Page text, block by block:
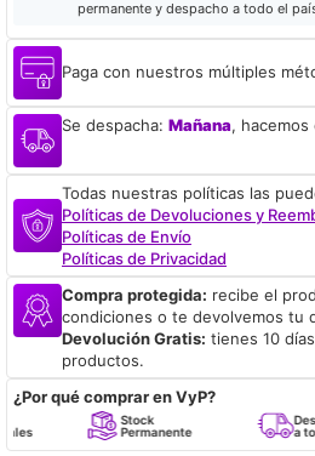
permanente y despacho a todo el
Paga con nuestros múltiples
Se despacha: Mañana, hacemos
Todas nuestras políticas las
Políticas de Devoluciones y
Políticas de Envío
Políticas de Privacidad
Compra protegida: recibe el
condiciones o te devolvemos tu
Devolución Gratis: tienes 10
productos.
¿Por qué comprar en VyP?
Stock
Permanente
Despacho
a todo